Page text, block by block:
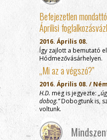
Befejezetlen
Áprilisi
2016. Április 08.
Így zajlott a bemutató
Hódmezővásárhelyen.
„Mi az a végszó?”
2016. Április 08. /
H.D. meg is jegyezte:
dobog.”Dobogtunk is,
voltunk.